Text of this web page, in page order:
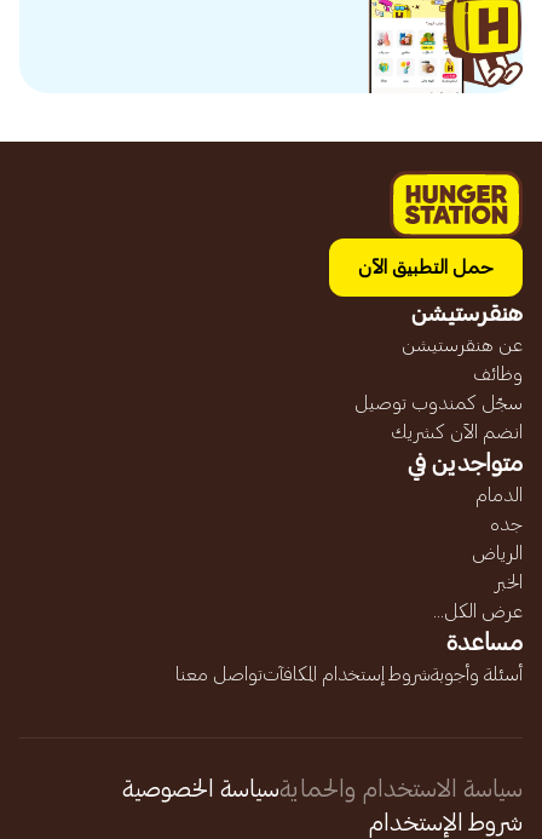
حمل التطبيق الآن
هنقرستيشن
عن هنقرستيشن
وظائف
سجّل كمندوب توصيل
انضم الآن كشريك
متواجدين في
الدمام
جده
الرياض
الخبر
عرض الكل...
مساعدة
أسئلة وأجوبةشروط إستخدام المكافآتتواصل معنا
سياسة الاستخدام والحمايةسياسة الخصوصية
شروط الإستخدام